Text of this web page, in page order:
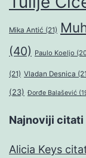
Mika Antić (21)
(40) Paulo Koeljo
(21) Vladan Desnica
(23) Đorđe Balašević
Najnoviji citati
Alicia Keys